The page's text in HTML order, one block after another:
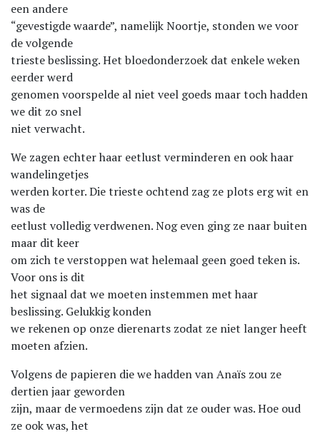
een andere
“gevestigde waarde”, namelijk Noortje, stonden we voor
de volgende
trieste beslissing. Het bloedonderzoek dat enkele weken
eerder werd
genomen voorspelde al niet veel goeds maar toch hadden
we dit zo snel
niet verwacht.
We zagen echter haar eetlust verminderen en ook haar
wandelingetjes
werden korter. Die trieste ochtend zag ze plots erg wit en
was de
eetlust volledig verdwenen. Nog even ging ze naar buiten
maar dit keer
om zich te verstoppen wat helemaal geen goed teken is.
Voor ons is dit
het signaal dat we moeten instemmen met haar
beslissing. Gelukkig konden
we rekenen op onze dierenarts zodat ze niet langer heeft
moeten afzien.
Volgens de papieren die we hadden van Anaïs zou ze
dertien jaar geworden
zijn, maar de vermoedens zijn dat ze ouder was. Hoe oud
ze ook was, het